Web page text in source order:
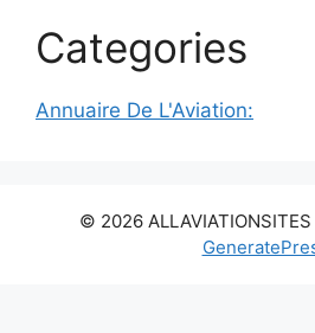
Categories
Annuaire De L'Aviation:
© 2026 ALLAVIATIONSITES